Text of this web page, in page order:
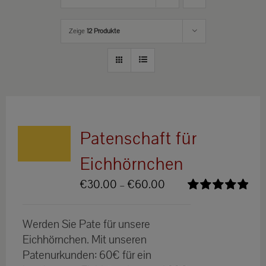
Zeige 12 Produkte
Patenschaft für
Eichhörnchen
€30.00 – €60.00Preisspanne:
Werden Sie Pate für unsere
Eichhörnchen. Mit unseren
Patenurkunden: 60€ für ein